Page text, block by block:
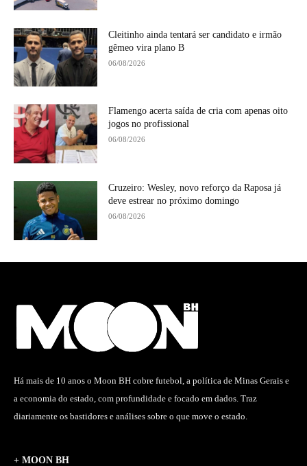
Cleitinho ainda tentará ser candidato e irmão
gêmeo vira plano B
06/08/2026
Flamengo acerta saída de cria com apenas oito
jogos no profissional
06/08/2026
Cruzeiro: Wesley, novo reforço da Raposa já
deve estrear no próximo domingo
06/08/2026
Há mais de 10 anos o Moon BH cobre futebol, a política de Minas Gerais e
a economia do estado, com profundidade e focado em dados. Traz
diariamente os bastidores e análises sobre o que move o estado.
+ MOON BH